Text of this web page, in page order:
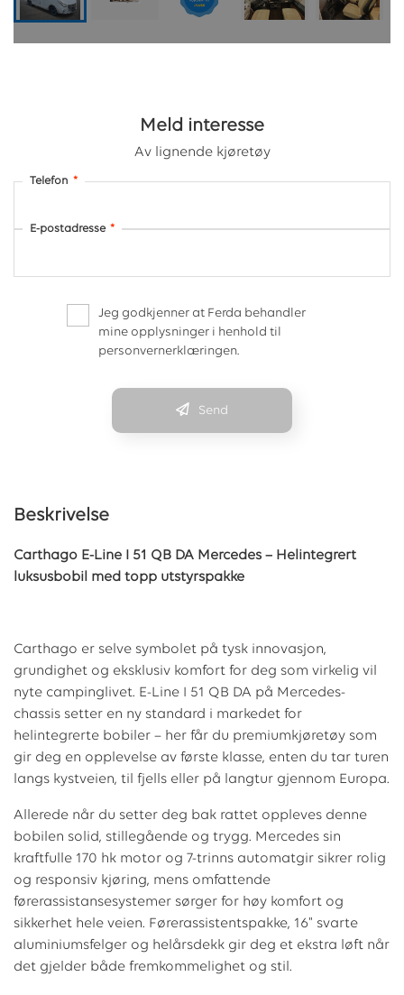
Meld interesse
Av lignende kjøretøy
Telefon *
E-postadresse *
Jeg godkjenner at Ferda behandler
mine opplysninger i henhold til
personvernerklæringen.
Send
Beskrivelse
Carthago E-Line I 51 QB DA Mercedes – Helintegrert
luksusbobil med topp utstyrspakke
Carthago er selve symbolet på tysk innovasjon,
grundighet og eksklusiv komfort for deg som virkelig vil
nyte campinglivet. E-Line I 51 QB DA på Mercedes-
chassis setter en ny standard i markedet for
helintegrerte bobiler – her får du premiumkjøretøy som
gir deg en opplevelse av første klasse, enten du tar turen
langs kystveien, til fjells eller på langtur gjennom Europa.
Allerede når du setter deg bak rattet oppleves denne
bobilen solid, stillegående og trygg. Mercedes sin
kraftfulle 170 hk motor og 7-trinns automatgir sikrer rolig
og responsiv kjøring, mens omfattende
førerassistansesystemer sørger for høy komfort og
sikkerhet hele veien. Førerassistentspakke, 16" svarte
aluminiumsfelger og helårsdekk gir deg et ekstra løft når
det gjelder både fremkommelighet og stil.